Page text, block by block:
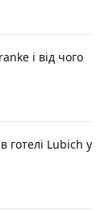
і від чого
готелі Lubich у